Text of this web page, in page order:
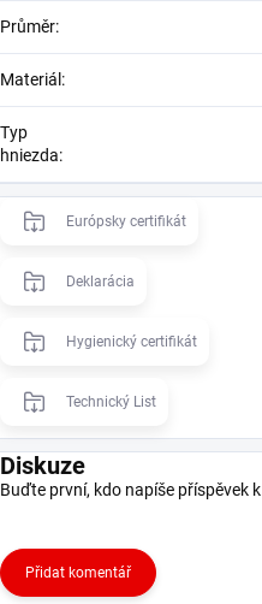
Průměr:
Materiál:
Typ
hniezda:
Európsky certifikát
Deklarácia
Hygienický certifikát
Technický List
Diskuze
Buďte první, kdo napíše příspěvek
Přidat komentář